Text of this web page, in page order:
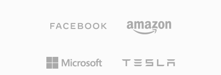
resiliencia, mantendo a integridade do áudio
mesmo quando às superficies do disco sofrem
unidades desde o primeiro lancamento
gravação longas, capturas multicanal ou
W64 alcança isso estendendo identificadores
de bloco é campos de tamanho para 64 bits,